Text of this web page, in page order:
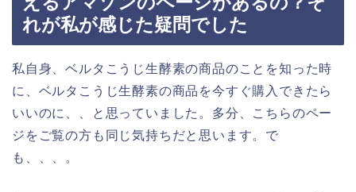
れが私が感じた疑問でした
私自身、ベルタこうじ生酵素の商品のことを知った時
に、ベルタこうじ生酵素の商品を今すぐ購入できたら
いいのに、、と思っていました。多分、こちらのペー
ジをご覧の方も同じ気持ちだと思います。で
も、、、。